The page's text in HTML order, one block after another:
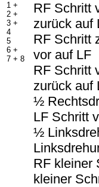
1 +
2 +
3 +
4
5
6 +
7 + 8
RF Schritt
zurück auf
RF Schritt
vor auf LF
RF Schritt
zurück auf
½
LF Schritt
½
RF kleiner
kleiner